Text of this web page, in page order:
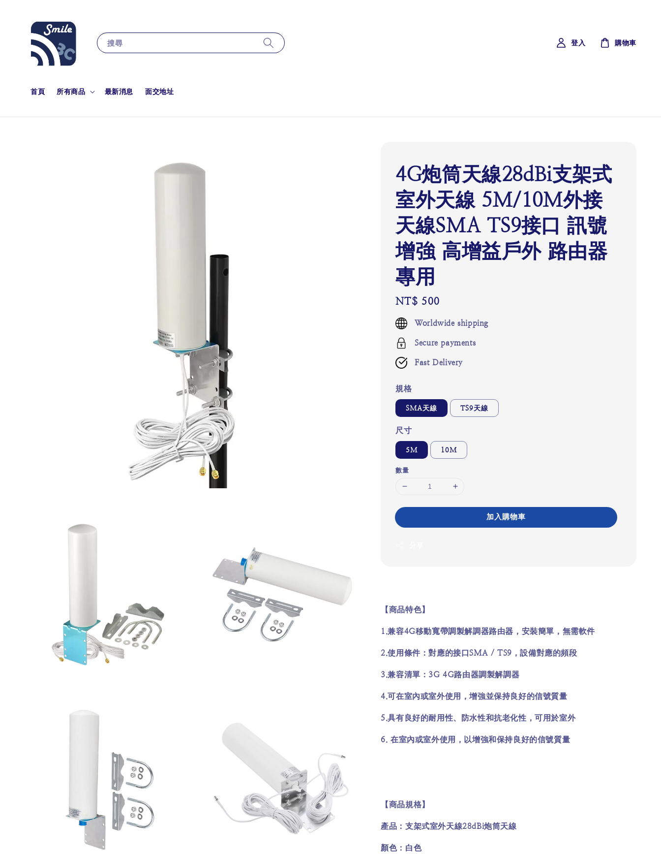
搜尋
首頁 所有商品 最新消息 面交地址
登入 購物車
4G炮筒天線28dBi支架式
室外天線 5M/10M外接
天線SMA TS9接口 訊號
增強 高增益戶外 路由器
專用
Regular
price
NT$ 500
Worldwide shipping
Secure payments
Fast Delivery
規格
SMA天線 TS9天線
尺寸
5M 10M
數量
加入購物車
【商品特色】
1.兼容4G移動寬帶調製解調器路由器，安裝簡單，無需軟件
2.使用條件：對應的接口 SMA / TS9 ，設備對應的頻段
3.兼容清單： 3G 4G路由器調製解調器
4.可在室內或室外使用，增強並保持良好的信號質量
5.具有良好的耐用性、防水性和抗老化性，可用於室外
6. 在室內或室外使用，以增強和保持良好的信號質量
【商品規格】
產品：支架式室外天線28dBi炮筒天線
顏色：白色